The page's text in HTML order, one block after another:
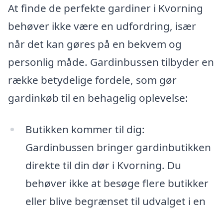
At finde de perfekte gardiner i Kvorning
behøver ikke være en udfordring, især
når det kan gøres på en bekvem og
personlig måde. Gardinbussen tilbyder en
række betydelige fordele, som gør
gardinkøb til en behagelig oplevelse:
Butikken kommer til dig:
Gardinbussen bringer gardinbutikken
direkte til din dør i Kvorning. Du
behøver ikke at besøge flere butikker
eller blive begrænset til udvalget i en